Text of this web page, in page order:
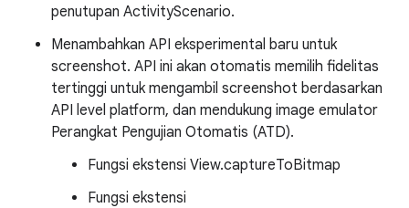
penutupan ActivityScenario.
Menambahkan API eksperimental baru untuk
screenshot. API ini akan otomatis memilih fidelitas
tertinggi untuk mengambil screenshot berdasarkan
API level platform, dan mendukung image emulator
Perangkat Pengujian Otomatis (ATD).
Fungsi ekstensi View.captureToBitmap
Fungsi ekstensi